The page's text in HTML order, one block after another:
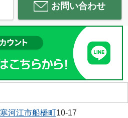
お問い合わせ
寒河江市船橋町10-17